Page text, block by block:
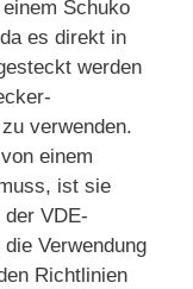
Schuko
es direkt in
werden
verwenden.
einem
ist sie
VDE-
Verwendung
Richtlinien